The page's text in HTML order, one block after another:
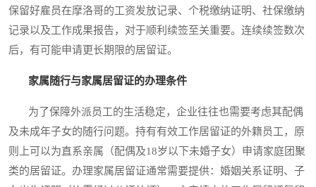
保留好雇员在摩洛哥的工资发放记录、个税缴纳证明、社保缴纳
记录以及工作成果报告，对于顺利续签至关重要。连续续签数次
后，有可能申请更长期限的居留证。
家属随行与家属居留证的办理条件
为了保障外派员工的生活稳定，企业往往也需要考虑其配偶
及未成年子女的随行问题。持有有效工作居留证的外籍员工，原
则上可以为直系亲属（配偶及18岁以下未婚子女）申请家庭团聚
类的居留证。办理家属居留证通常需要提供：婚姻关系证明、子